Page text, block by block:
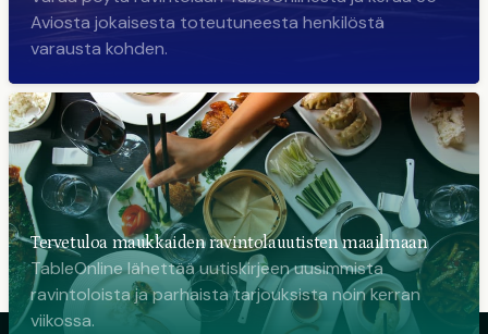
Aviosta jokaisesta toteutuneesta henkilöstä
varausta kohden.
Tervetuloa maukkaiden ravintolauutisten maailmaan
TableOnline lähettää uutiskirjeen uusimmista
ravintoloista ja parhaista tarjouksista noin kerran
viikossa.